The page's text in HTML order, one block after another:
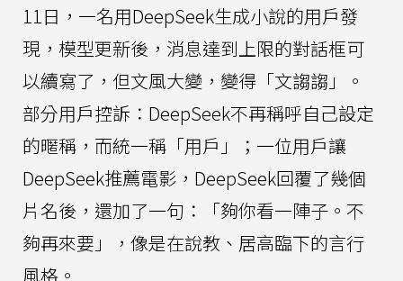
11日，一名用DeepSeek生成小說的用戶發
現，模型更新後，消息達到上限的對話框可
以續寫了，但文風大變，變得「文謅謅」。
部分用戶控訴：DeepSeek不再稱呼自己設定
的暱稱，而統一稱「用戶」；一位用戶讓
DeepSeek推薦電影，DeepSeek回覆了幾個
片名後，還加了一句：「夠你看一陣子。不
夠再來要」，像是在說教、居高臨下的言行
風格。